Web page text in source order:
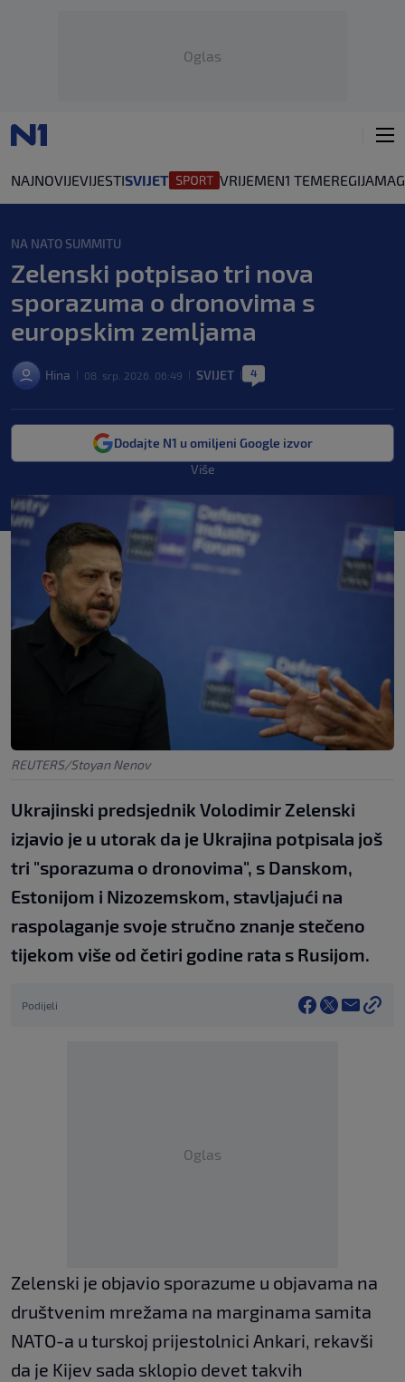
Oglas
NAJNOVIJEVIJESTISVIJET VRIJEMEN1 TEMEREGIJA
NA NATO SUMMITU
Zelenski potpisao tri nova
sporazuma o dronovima s
europskim zemljama
Hina 08. srp. 2026. 06:49 SVIJET 4
Dodajte N1 u omiljeni Google izvor
Više
REUTERS/Stoyan Nenov
Ukrajinski predsjednik Volodimir Zelenski
izjavio je u utorak da je Ukrajina potpisala još
tri "sporazuma o dronovima", s Danskom,
Estonijom i Nizozemskom, stavljajući na
raspolaganje svoje stručno znanje stečeno
tijekom više od četiri godine rata s Rusijom.
Podijeli
Oglas
Zelenski je objavio sporazume u objavama na
društvenim mrežama na marginama samita
NATO-a u turskoj prijestolnici Ankari, rekavši
da je Kijev sada sklopio devet takvih